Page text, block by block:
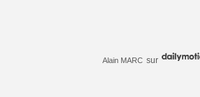
Alain MARC sur